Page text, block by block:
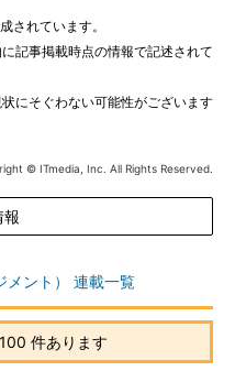
されています。
記事掲載時点の情報で記述されて
にそぐわない可能性がございます
© ITmedia, Inc. All Rights Reserved.
報
メント） 連載一覧
件あります